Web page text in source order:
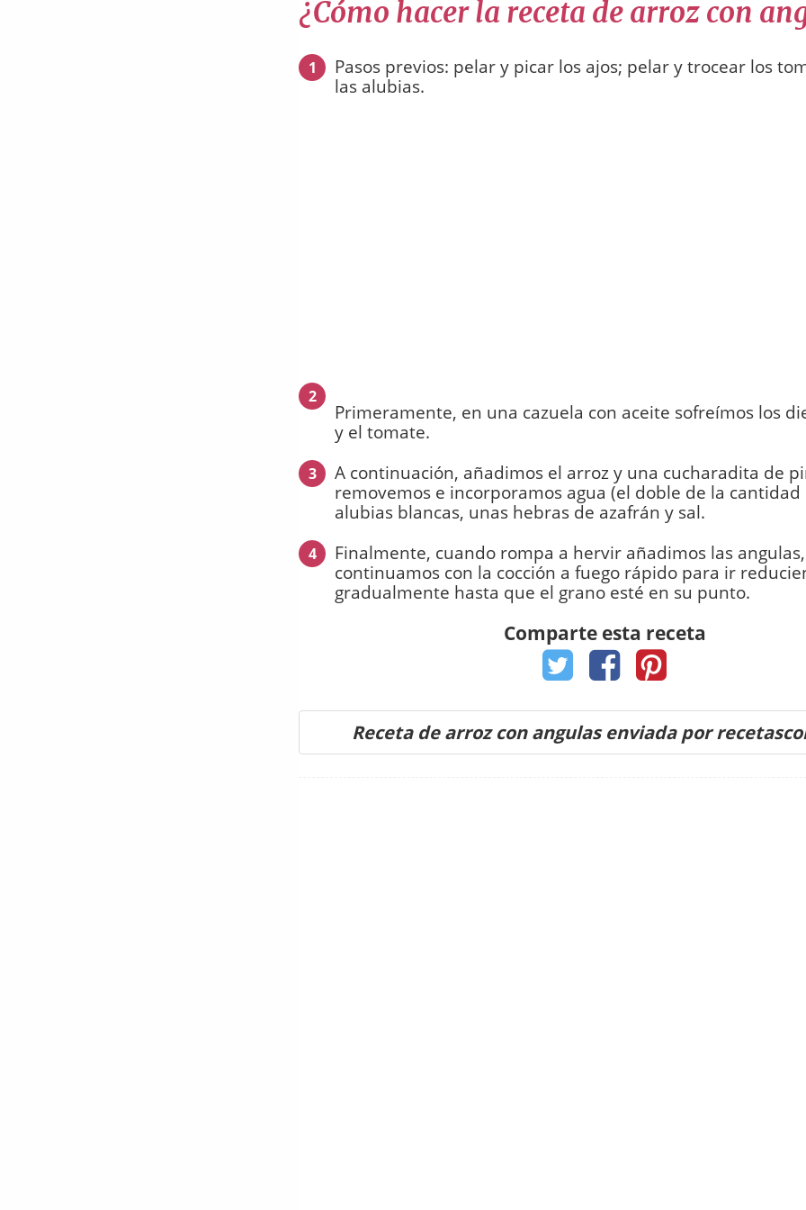
¿Cómo hacer la receta de arroz con
1
Pasos previos: pelar y picar los ajos; pelar y trocear los
las alubias.
2
Primeramente, en una cazuela con aceite sofreímos los
y el tomate.
3
A continuación, añadimos el arroz y una cucharadita de
removemos e incorporamos agua (el doble de la cantidad
alubias blancas, unas hebras de azafrán y sal.
4
Finalmente, cuando rompa a hervir añadimos las angulas,
continuamos con la cocción a fuego rápido para ir
gradualmente hasta que el grano esté en su punto.
Comparte esta receta
Receta de arroz con angulas enviada por